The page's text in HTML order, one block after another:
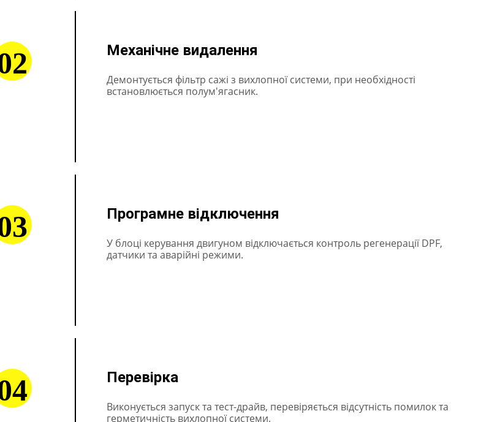
Механічне видалення
Демонтується фільтр сажі з вихлопної системи, при необхідності
встановлюється полум'ягасник.
Програмне відключення
У блоці керування двигуном відключається контроль регенерації DPF,
датчики та аварійні режими.
Перевірка
Виконується запуск та тест-драйв, перевіряється відсутність помилок та
герметичність вихлопної системи.